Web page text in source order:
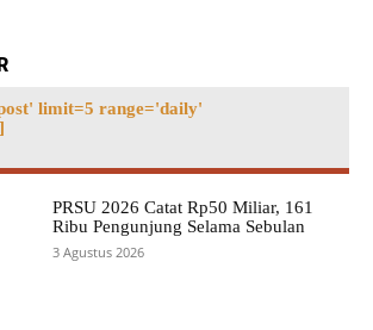
limit=5 range='daily'
PRSU 2026 Catat Rp50 Miliar, 161
Ribu Pengunjung Selama Sebulan
3 Agustus 2026